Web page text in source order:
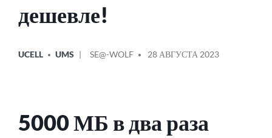
дешевле!
В
UCELL UMS
ОТ
SE@-WOLF 28 АВГУСТА 2023
5000 МБ в два раза